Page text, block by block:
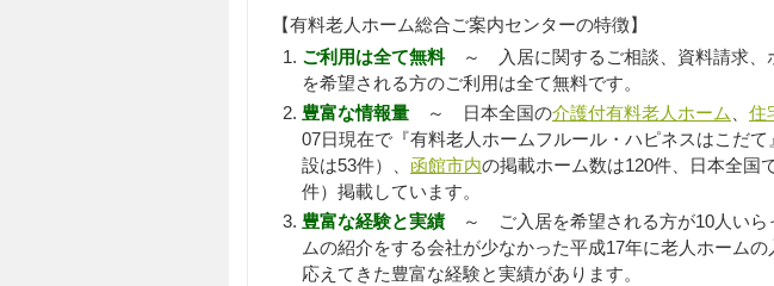
【有料老人ホーム総合ご案内センターの特徴】
ご利用は全て無料～ 入居に関するご相談、資料請求、
を希望される方のご利用は全て無料です。
豊富な情報量 ～ 日本全国の介護付有料老人ホーム 住
07日現在で『有料老人ホームフルール・ハピネスはこだて
設は53件）、 函館市内の掲載ホーム数は120件、日本全国
件）掲載しています。
豊富な経験と実績～ ご入居を希望される方が10人いら
ムの紹介をする会社が少なかった平成17年に老人ホーム
応えてきた豊富な経験と実績があります。